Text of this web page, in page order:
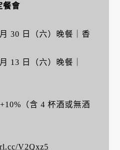
餐會
30 日（六）晚餐｜香
13 日（六）晚餐｜
（含 4 杯酒或無酒
V2Qxz5